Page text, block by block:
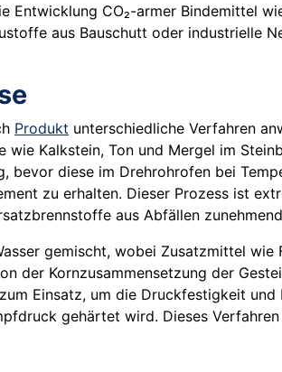
CO₂-armer Bindemittel
aus Bauschutt oder industrielle
Produkt unterschiedliche Verfahren
Kalkstein, Ton und Mergel im
diese im Drehrohrofen bei
zu erhalten. Dieser Prozess ist
aus Abfällen
gemischt, wobei Zusatzmittel
der Kornzusammensetzung der
Einsatz, um die Druckfestigkeit
gehärtet wird. Dieses